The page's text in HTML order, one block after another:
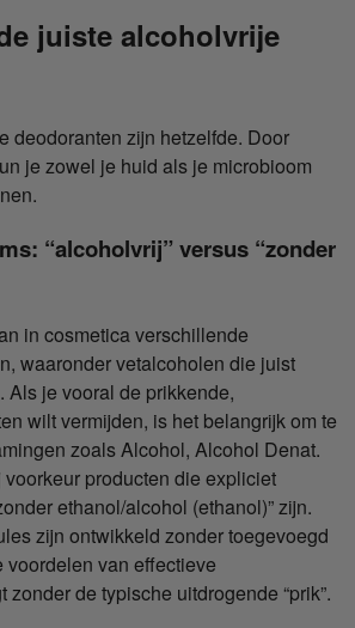
juiste alcoholvrije
deodoranten zijn hetzelfde. Door
je zowel je huid als je microbioom
“alcoholvrij” versus “zonder
in cosmetica verschillende
waaronder vetalcoholen die juist
Als je vooral de prikkende,
wilt vermijden, is het belangrijk om te
zoals Alcohol, Alcohol Denat.
producten die expliciet
ethanol/alcohol (ethanol)” zijn.
zijn ontwikkeld zonder toegevoegd
voordelen van effectieve
zonder de typische uitdrogende “prik”.